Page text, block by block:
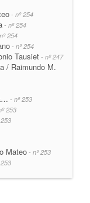
- nº 254
- nº 254
254
- nº 254
Tausiet - nº 247
/ Raimundo M.
- nº 253
253
Mateo- nº 253